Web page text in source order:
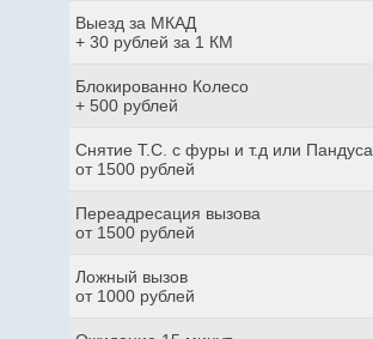
Выезд за МКАД
+ 30 рублей за 1 КМ
Блокированно Колесо
+ 500 рублей
Снятие Т.С. с фуры и т.д или Пандуса
от 1500 рублей
Переадресация вызова
от 1500 рублей
Ложный вызов
от 1000 рублей